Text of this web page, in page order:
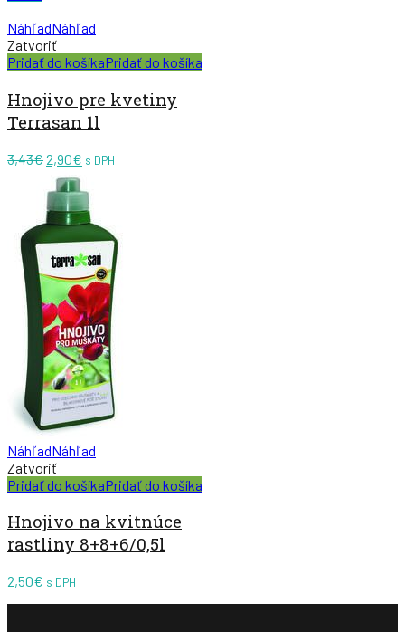
NáhľadNáhľad
Zatvoriť
Pridať do košíkaPridať do košíka
Hnojivo pre kvetiny
Terrasan 1l
3,43€Pôvodná
cena
bola:
3,43€.
2,90€ Aktuálna
je:
2,90€.
s DPH
NáhľadNáhľad
Zatvoriť
Pridať do košíkaPridať do košíka
Hnojivo na kvitnúce
rastliny 8+8+6/0,5l
2,50€ s DPH